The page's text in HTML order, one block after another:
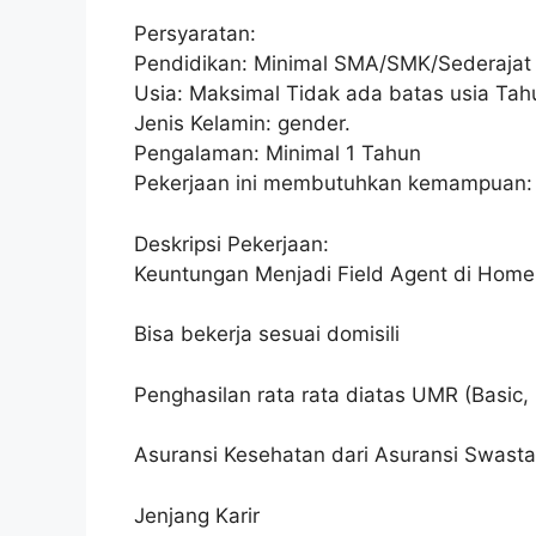
Persyaratan:
Pendidikan: Minimal SMA/SMK/Sederajat
Usia: Maksimal Tidak ada batas usia
Jenis Kelamin: gender.
Pengalaman: Minimal 1 Tahun
Pekerjaan ini membutuhkan kemampuan:
Deskripsi Pekerjaan:
Keuntungan Menjadi Field Agent di
Bisa bekerja sesuai domisili
Penghasilan rata rata diatas UMR
Asuransi Kesehatan dari Asuransi Swasta
Jenjang Karir